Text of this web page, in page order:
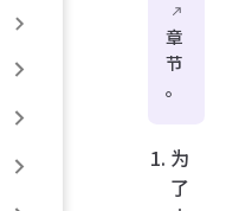
章
节
。
为
了